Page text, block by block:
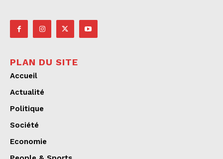
PLAN DU SITE
Accueil
Actualité
Politique
Société
Economie